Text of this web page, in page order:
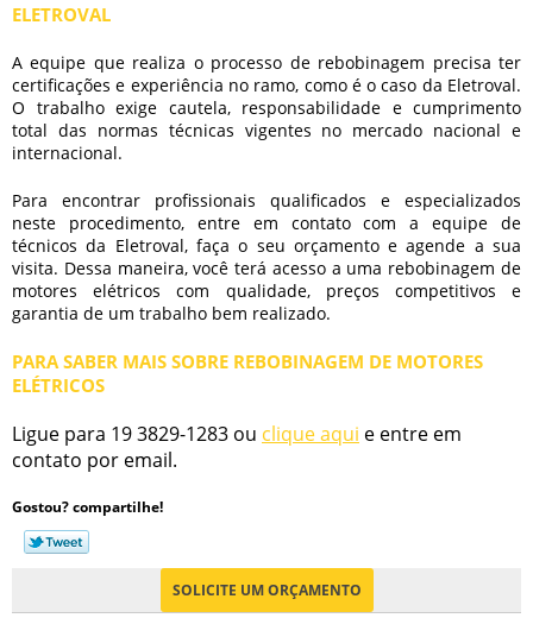
ELETROVAL
A equipe que realiza o processo de rebobinagem precisa ter
certificações e experiência no ramo, como é o caso da Eletroval.
O trabalho exige cautela, responsabilidade e cumprimento
total das normas técnicas vigentes no mercado nacional e
internacional.
Para encontrar profissionais qualificados e especializados
neste procedimento, entre em contato com a equipe de
técnicos da Eletroval, faça o seu orçamento e agende a sua
visita. Dessa maneira, você terá acesso a uma rebobinagem de
motores elétricos com qualidade, preços competitivos e
garantia de um trabalho bem realizado.
PARA SABER MAIS SOBRE REBOBINAGEM DE MOTORES
ELÉTRICOS
Ligue para 19 3829-1283 ou clique aqui e entre em
contato por email.
Gostou? compartilhe!
SOLICITE UM ORÇAMENTO